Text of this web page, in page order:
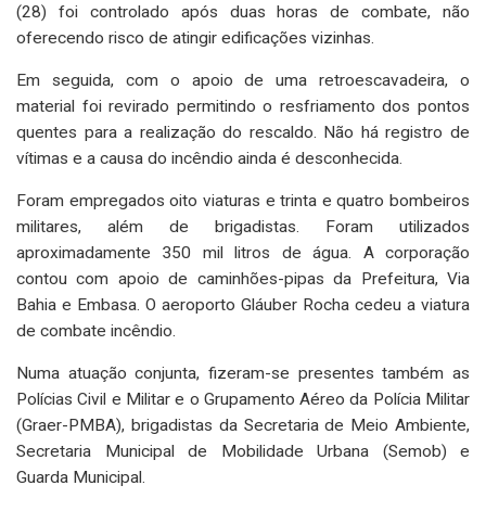
(28) foi controlado após duas horas de combate, não
oferecendo risco de atingir edificações vizinhas.
Em seguida, com o apoio de uma retroescavadeira, o
material foi revirado permitindo o resfriamento dos pontos
quentes para a realização do rescaldo. Não há registro de
vítimas e a causa do incêndio ainda é desconhecida.
Foram empregados oito viaturas e trinta e quatro bombeiros
militares, além de brigadistas. Foram utilizados
aproximadamente 350 mil litros de água. A corporação
contou com apoio de caminhões-pipas da Prefeitura, Via
Bahia e Embasa. O aeroporto Gláuber Rocha cedeu a viatura
de combate incêndio.
Numa atuação conjunta, fizeram-se presentes também as
Polícias Civil e Militar e o Grupamento Aéreo da Polícia Militar
(Graer-PMBA), brigadistas da Secretaria de Meio Ambiente,
Secretaria Municipal de Mobilidade Urbana (Semob) e
Guarda Municipal.